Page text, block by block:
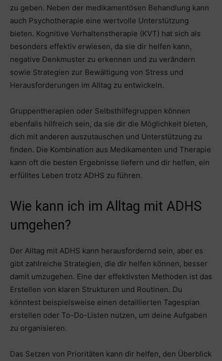
zu geben. Neben der medikamentösen Behandlung kann
auch Psychotherapie eine wertvolle Unterstützung
bieten. Kognitive Verhaltenstherapie (KVT) hat sich als
besonders effektiv erwiesen, da sie dir helfen kann,
negative Denkmuster zu erkennen und zu verändern
sowie Strategien zur Bewältigung von Stress und
Herausforderungen im Alltag zu entwickeln.
Gruppentherapien oder Selbsthilfegruppen können
ebenfalls hilfreich sein, da sie dir die Möglichkeit bieten,
dich mit anderen auszutauschen und Unterstützung zu
finden. Die Kombination aus Medikamenten und Therapie
kann oft die besten Ergebnisse liefern und dir helfen, ein
erfülltes Leben trotz ADHS zu führen.
Wie kann ich im Alltag mit ADHS
umgehen?
Der Alltag mit ADHS kann herausfordernd sein, aber es
gibt zahlreiche Strategien, die dir helfen können, besser
damit umzugehen. Eine der effektivsten Methoden ist das
Erstellen von klaren Strukturen und Routinen. Du
könntest beispielsweise einen detaillierten Tagesplan
erstellen oder To-Do-Listen nutzen, um deine Aufgaben
zu organisieren.
Das Setzen von Prioritäten kann dir helfen, den Überblick